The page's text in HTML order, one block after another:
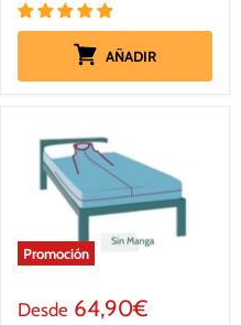
AÑADIR
Promoción
Desde 64,90€